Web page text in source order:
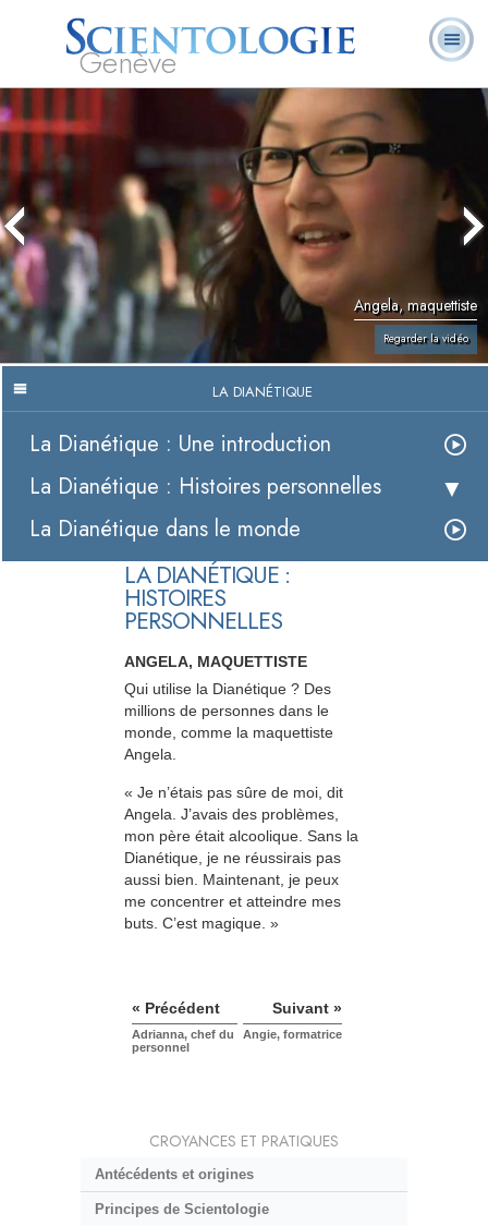
Genève
L. Ron Hubbard
Qu’est-ce que la
Ministres
volontaires
questions
Angela, maquettiste
Regarder la vidéo
LA DIANÉTIQUE
La Dianétique : Une introduction
La Dianétique : Histoires personnelles
La Dianétique dans le monde
LA DIANÉTIQUE :
HISTOIRES
PERSONNELLES
ANGELA, MAQUETTISTE
Qui utilise la Dianétique ? Des
millions de personnes dans le
monde, comme la maquettiste
Angela.
« Je n’étais pas sûre de moi, dit
Angela. J’avais des problèmes,
mon père était alcoolique. Sans la
Dianétique, je ne réussirais pas
aussi bien. Maintenant, je peux
me concentrer et atteindre mes
buts. C’est magique. »
« Précédent
Adrianna, chef du
personnel
Suivant »
Angie, formatrice
CROYANCES ET PRATIQUES
Antécédents et origines
Principes de Scientologie